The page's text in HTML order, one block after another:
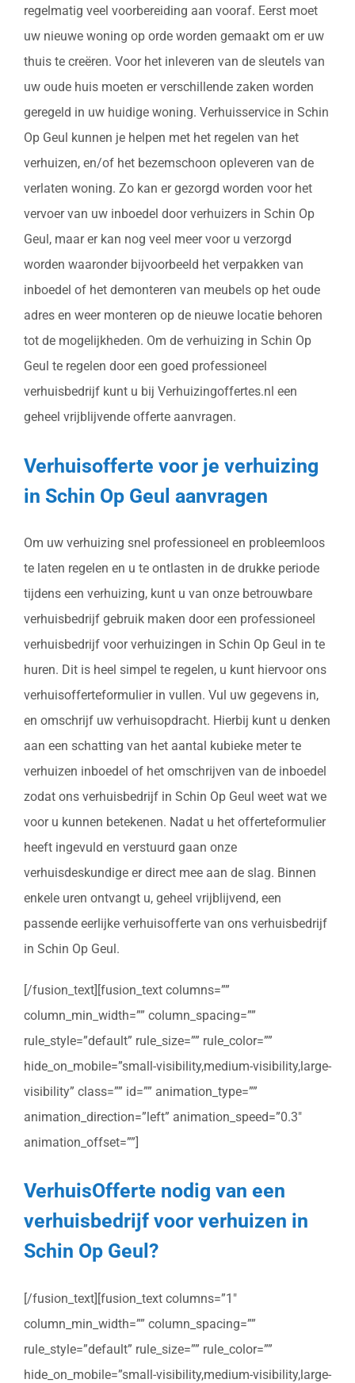
regelmatig veel voorbereiding aan vooraf. Eerst moet
uw nieuwe woning op orde worden gemaakt om er uw
thuis te creëren. Voor het inleveren van de sleutels van
uw oude huis moeten er verschillende zaken worden
geregeld in uw huidige woning. Verhuisservice in Schin
Op Geul kunnen je helpen met het regelen van het
verhuizen, en/of het bezemschoon opleveren van de
verlaten woning. Zo kan er gezorgd worden voor het
vervoer van uw inboedel door verhuizers in Schin Op
Geul, maar er kan nog veel meer voor u verzorgd
worden waaronder bijvoorbeeld het verpakken van
inboedel of het demonteren van meubels op het oude
adres en weer monteren op de nieuwe locatie behoren
tot de mogelijkheden. Om de verhuizing in Schin Op
Geul te regelen door een goed professioneel
verhuisbedrijf kunt u bij Verhuizingoffertes.nl een
geheel vrijblijvende offerte aanvragen.
Verhuisofferte voor je verhuizing
in Schin Op Geul aanvragen
Om uw verhuizing snel professioneel en probleemloos
te laten regelen en u te ontlasten in de drukke periode
tijdens een verhuizing, kunt u van onze betrouwbare
verhuisbedrijf gebruik maken door een professioneel
verhuisbedrijf voor verhuizingen in Schin Op Geul in te
huren. Dit is heel simpel te regelen, u kunt hiervoor ons
verhuisofferteformulier in vullen. Vul uw gegevens in,
en omschrijf uw verhuisopdracht. Hierbij kunt u denken
aan een schatting van het aantal kubieke meter te
verhuizen inboedel of het omschrijven van de inboedel
zodat ons verhuisbedrijf in Schin Op Geul weet wat we
voor u kunnen betekenen. Nadat u het offerteformulier
heeft ingevuld en verstuurd gaan onze
verhuisdeskundige er direct mee aan de slag. Binnen
enkele uren ontvangt u, geheel vrijblijvend, een
passende eerlijke verhuisofferte van ons verhuisbedrijf
in Schin Op Geul.
[/fusion_text][fusion_text columns=””
column_min_width=”” column_spacing=””
rule_style=”default” rule_size=”” rule_color=””
hide_on_mobile=”small-visibility,medium-visibility,large-
visibility” class=”” id=”” animation_type=””
animation_direction=”left” animation_speed=”0.3″
animation_offset=””]
VerhuisOfferte nodig van een
verhuisbedrijf voor verhuizen in
Schin Op Geul?
[/fusion_text][fusion_text columns=”1″
column_min_width=”” column_spacing=””
rule_style=”default” rule_size=”” rule_color=””
hide_on_mobile=”small-visibility,medium-visibility,large-